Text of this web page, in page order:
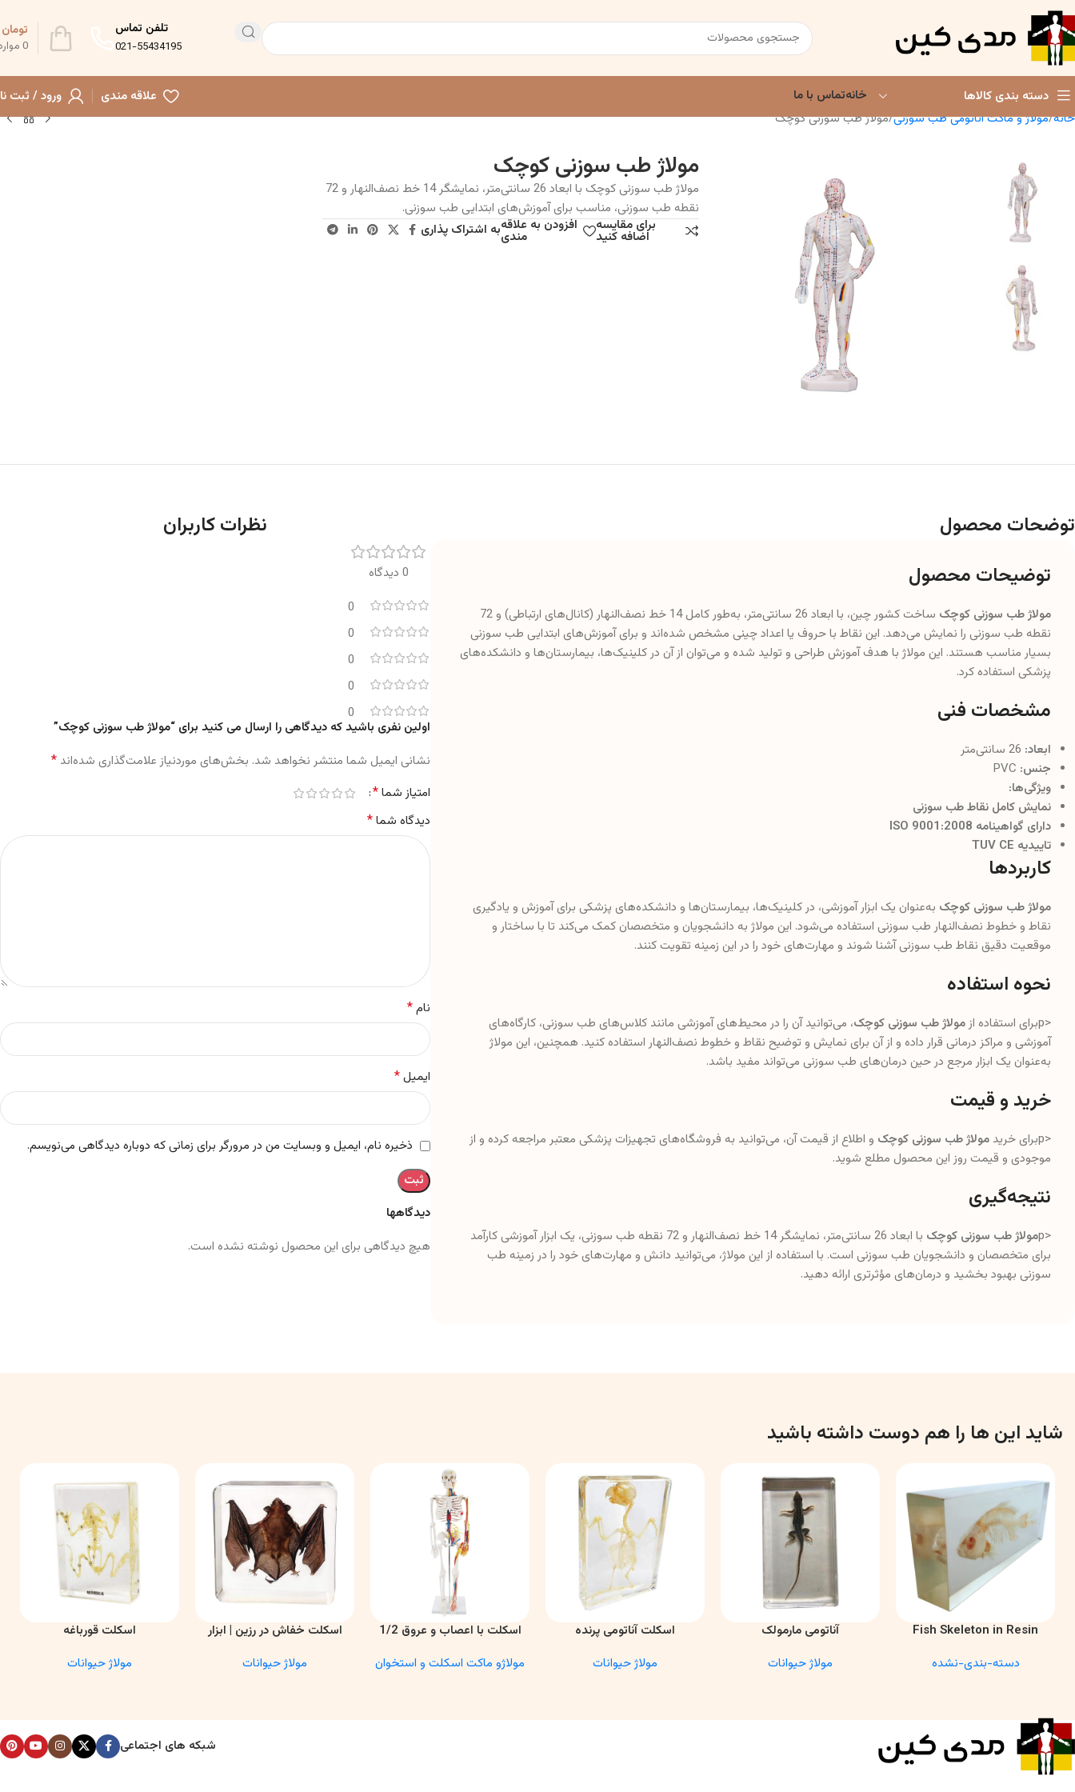
تلفن تماس
021-55434195
0
تومان
دسته بندی کالاها خانهتماس با ما علاقه مندی
ورود / ثبت
خانه مولاژ و ماکت آناتومی طب سوزنی مولاژ طب سوزنی کوچک
مولاژ طب سوزنی کوچک
مولاژ طب سوزنی کوچک با ابعاد 26 سانتی‌متر، نمایشگر 14 خط نصف‌النهار و 72
نقطه طب سوزنی، مناسب برای آموزش‌های ابتدایی طب سوزنی.
برای مقایسه
اضافه کنید
افزودن به علاقه
مندیبه اشتراک پذاری
توضحات محصول
توضیحات محصول
مولاژ طب سوزنی کوچک
ساخت کشور چین، با ابعاد 26 سانتی‌متر، به‌طور کامل 14 خط نصف‌النهار (کانال‌های ارتباطی) و 72
نقطه طب سوزنی را نمایش می‌دهد. این نقاط با حروف یا اعداد چینی مشخص شده‌اند و برای آموزش‌های ابتدایی طب سوزنی
بسیار مناسب هستند. این مولاژ با هدف آموزش طراحی و تولید شده و می‌توان از آن در کلینیک‌ها، بیمارستان‌ها و دانشکده‌های
پزشکی استفاده کرد.
مشخصات فنی
ابعاد:
جنس:
ویژگی‌ها:
نمایش کامل نقاط طب سوزنی
دارای گواهینامه ISO 9001:2008
تاییدیه TUV CE
کاربردها
مولاژ طب سوزنی کوچک به‌عنوان یک ابزار آموزشی، در کلینیک‌ها، بیمارستان‌ها و دانشکده‌های پزشکی برای آموزش و یادگیری
نقاط و خطوط نصف‌النهار طب سوزنی استفاده می‌شود. این مولاژ به دانشجویان و متخصصان کمک می‌کند تا با ساختار و
موقعیت دقیق نقاط طب سوزنی آشنا شوند و مهارت‌های خود را در این زمینه تقویت کنند.
نحوه استفاده
<pبرای استفاده از مولاژ طب سوزنی کوچک، می‌توانید آن را در محیط‌های آموزشی مانند کلاس‌های طب سوزنی، کارگاه‌های
آموزشی و مراکز درمانی قرار داده و از آن برای نمایش و توضیح نقاط و خطوط نصف‌النهار استفاده کنید. همچنین، این مولاژ
به‌عنوان یک ابزار مرجع در حین درمان‌های طب سوزنی می‌تواند مفید باشد.
خرید و قیمت
<pبرای خرید مولاژ طب سوزنی کوچک و اطلاع از قیمت آن، می‌توانید به فروشگاه‌های تجهیزات پزشکی معتبر مراجعه کرده و از
موجودی و قیمت روز این محصول مطلع شوید.
نتیجه‌گیری
<p مولاژ طب سوزنی کوچک
با ابعاد 26 سانتی‌متر، نمایشگر 14 خط نصف‌النهار و 72 نقطه طب سوزنی، یک ابزار آموزشی کارآمد
برای متخصصان و دانشجویان طب سوزنی است. با استفاده از این مولاژ، می‌توانید دانش و مهارت‌های خود را در زمینه طب
سوزنی بهبود بخشید و درمان‌های مؤثرتری ارائه دهید.
نظرات کاربران
0 دیدگاه
0
0
0
0
0
دیدگاهها
هیچ دیدگاهی برای این محصول نوشته نشده است.
اولین نفری باشید که دیدگاهی را ارسال می کنید برای “مولاژ طب سوزنی کوچک”
نشانی ایمیل شما منتشر نخواهد شد. بخش‌های موردنیاز علامت‌گذاری شده‌اند*
امتیاز شما*
دیدگاه شما*
نام*
ایمیل*
ذخیره نام، ایمیل و وبسایت من در مرورگر برای زمانی که دوباره دیدگاهی می‌نویسم.
شاید این ها را هم دوست داشته باشید
اطلاعات بیشتر
Fish Skeleton in Resin
Anatomy Specimen
دسته-بندی-نشده
اطلاعات بیشترآناتومی مارمولک
مولاژ حیوانات
اطلاعات بیشتر
اسکلت آناتومی پرنده
مولاژ حیوانات
اطلاعات بیشتر
اسکلت با اعصاب و عروق 1/2
مولاژو ماکت اسکلت و استخوان
اطلاعات بیشتر
اسکلت خفاش در رزین | ابزار
مولاژ حیوانات
اطلاعات بیشتراسکلت قورباغه
مولاژ حیوانات
شبکه های اجتماعی